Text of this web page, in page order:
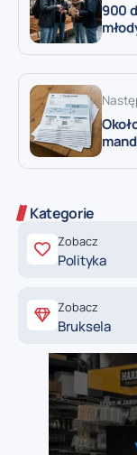
900
Kategorie
Zobacz
Polityka
Zobacz
Bruksela